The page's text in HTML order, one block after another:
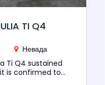
TI Q4
Невада
Ti Q4 sustained
is confirmed to